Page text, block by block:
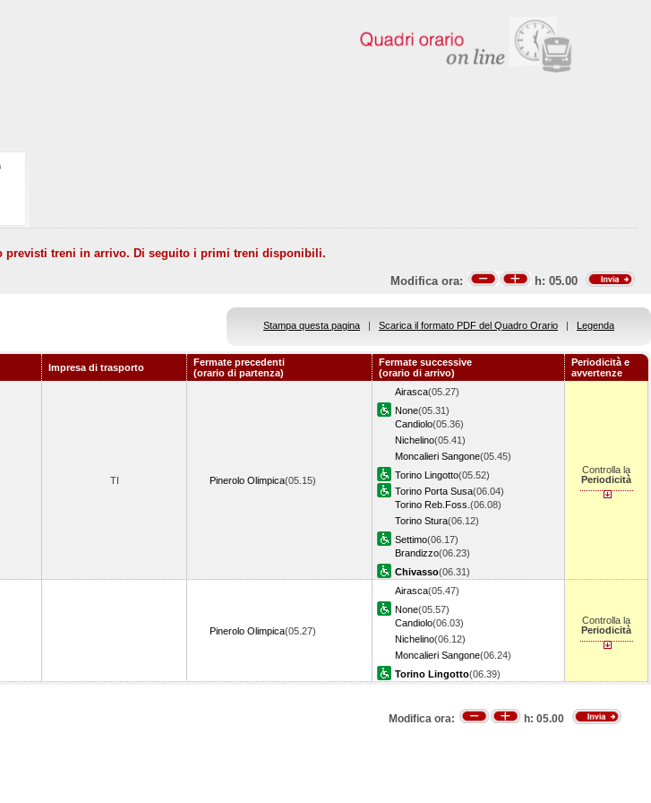
previsti treni in arrivo. Di seguito i primi treni disponibili.
Modifica ora: h: 05.00
Stampa questa pagina | Scarica il formato PDF del Quadro Orario | Legenda
Impresa di trasporto
Fermate precedenti
(orario di partenza)
Fermate successive
(orario di arrivo)
Periodicità e
avvertenze
TI Pinerolo Olimpica(05.15)
Airasca(05.27)
None(05.31)
Candiolo(05.36)
Nichelino(05.41)
Moncalieri Sangone(05.45)
Torino Lingotto(05.52)
Torino Porta Susa(06.04)
Torino Reb.Foss. (06.08)
Torino Stura(06.12)
Settimo(06.17)
Brandizzo(06.23)
Chivasso(06.31)
Controlla la
Periodicità
Pinerolo Olimpica(05.27)
Airasca(05.47)
None(05.57)
Candiolo(06.03)
Nichelino(06.12)
Moncalieri Sangone(06.24)
Torino Lingotto(06.39)
Controlla la
Periodicità
Modifica ora: h: 05.00